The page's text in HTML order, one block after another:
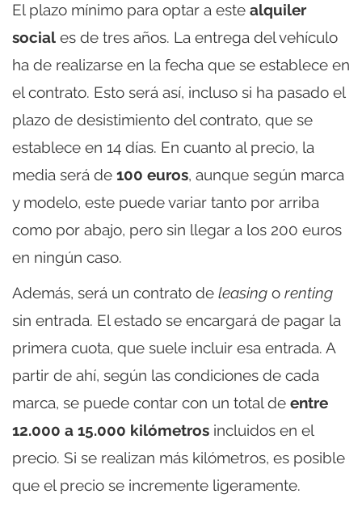
El plazo mínimo para optar a este alquiler
social es de tres años. La entrega del vehículo
ha de realizarse en la fecha que se establece en
el contrato. Esto será así, incluso si ha pasado el
plazo de desistimiento del contrato, que se
establece en 14 días. En cuanto al precio, la
media será de 100 euros, aunque según marca
y modelo, este puede variar tanto por arriba
como por abajo, pero sin llegar a los 200 euros
en ningún caso.
Además, será un contrato de leasing o renting
sin entrada. El estado se encargará de pagar la
primera cuota, que suele incluir esa entrada. A
partir de ahí, según las condiciones de cada
marca, se puede contar con un total de entre
12.000 a 15.000 kilómetros incluidos en el
precio. Si se realizan más kilómetros, es posible
que el precio se incremente ligeramente.